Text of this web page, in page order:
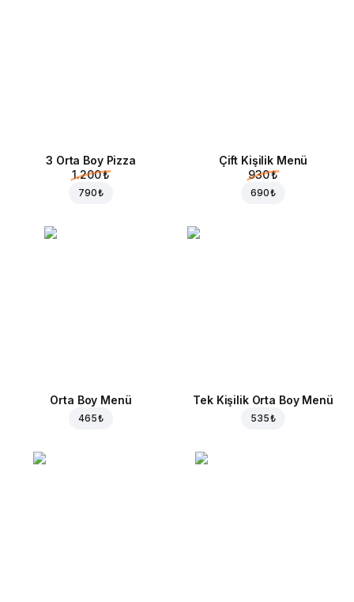
3 Orta Boy Pizza
1.200 ₺
790 ₺
Çift Kişilik Menü
930 ₺
690 ₺
Orta Boy Menü
465 ₺
Tek Kişilik Orta Boy Menü
535 ₺